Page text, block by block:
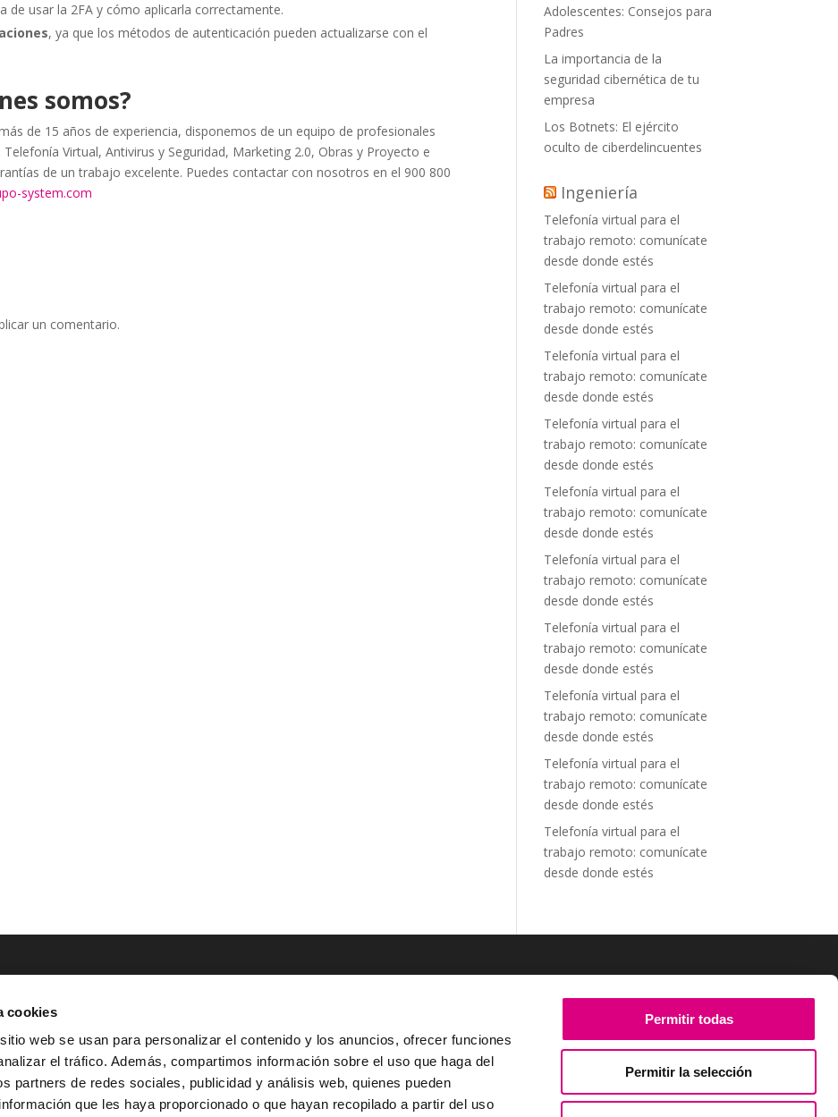
cookies
web se usan para personalizar el contenido y los anuncios, ofrecer funciones
el tráfico. Además, compartimos información sobre el uso que haga del
partners de redes sociales, publicidad y análisis web, quienes pueden
que les haya proporcionado o que hayan recopilado a partir del uso
Permitir todas
Permitir la selección
de usar la 2FA y cómo aplicarla correctamente.
, ya que los métodos de autenticación pueden actualizarse con el
somos?
de 15 años de experiencia, disponemos de un equipo de profesionales
Virtual, Antivirus y Seguridad, Marketing 2.0, Obras y Proyecto e
de un trabajo excelente. Puedes contactar con nosotros en el 900 800
system.com
un comentario.
Adolescentes: Consejos para
Padres
La importancia de la
seguridad cibernética de tu
empresa
Los Botnets: El ejército
oculto de ciberdelincuentes
Ingeniería
Telefonía virtual para el
trabajo remoto: comunícate
desde donde estés
Telefonía virtual para el
trabajo remoto: comunícate
desde donde estés
Telefonía virtual para el
trabajo remoto: comunícate
desde donde estés
Telefonía virtual para el
trabajo remoto: comunícate
desde donde estés
Telefonía virtual para el
trabajo remoto: comunícate
desde donde estés
Telefonía virtual para el
trabajo remoto: comunícate
desde donde estés
Telefonía virtual para el
trabajo remoto: comunícate
desde donde estés
Telefonía virtual para el
trabajo remoto: comunícate
desde donde estés
Telefonía virtual para el
trabajo remoto: comunícate
desde donde estés
Telefonía virtual para el
trabajo remoto: comunícate
desde donde estés
CONTACTO
 Tel.: (+34) 900 800 806

HOLA@GRUPO-
^ Aviso Legal
^ Política de Privacidad